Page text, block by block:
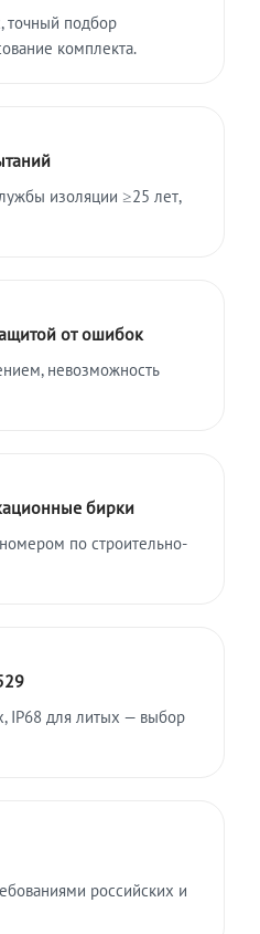
точный подбор
комплекта.
изоляции ≥25 лет,
от ошибок
невозможность
бирки
по строительно-
IP68 для литых — выбор
российских и